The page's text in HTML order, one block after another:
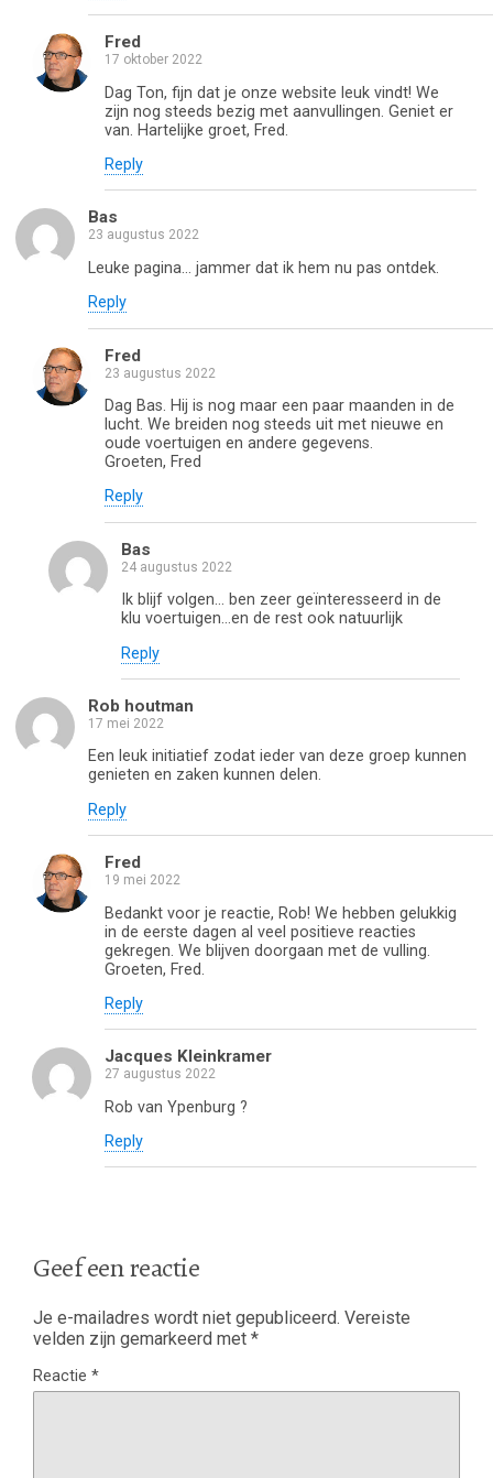
Fred
17 oktober 2022
Dag Ton, fijn dat je onze website leuk vindt! We
zijn nog steeds bezig met aanvullingen. Geniet er
van. Hartelijke groet, Fred.
Reply
Bas
23 augustus 2022
Leuke pagina… jammer dat ik hem nu pas ontdek.
Reply
Fred
23 augustus 2022
Dag Bas. Hij is nog maar een paar maanden in de
lucht. We breiden nog steeds uit met nieuwe en
oude voertuigen en andere gegevens.
Groeten, Fred
Reply
Bas
24 augustus 2022
Ik blijf volgen… ben zeer geïnteresseerd in de
klu voertuigen…en de rest ook natuurlijk
Reply
Rob houtman
17 mei 2022
Een leuk initiatief zodat ieder van deze groep kunnen
genieten en zaken kunnen delen.
Reply
Fred
19 mei 2022
Bedankt voor je reactie, Rob! We hebben gelukkig
in de eerste dagen al veel positieve reacties
gekregen. We blijven doorgaan met de vulling.
Groeten, Fred.
Reply
Jacques Kleinkramer
27 augustus 2022
Rob van Ypenburg ?
Reply
Geef een reactie
Je e-mailadres wordt niet gepubliceerd. Vereiste
velden zijn gemarkeerd met *
Reactie *